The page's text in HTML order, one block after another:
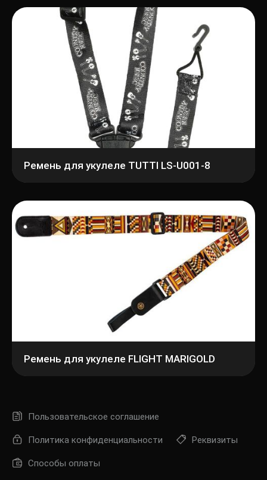
Ремень для укулеле TUTTI LS-U001-8
Ремень для укулеле FLIGHT MARIGOLD
Пользовательское соглашение
Политика конфиденциальности Реквизиты
Способы оплаты